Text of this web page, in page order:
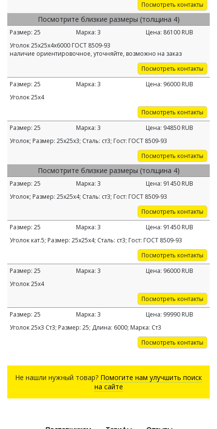
Посмотреть контакты
Посмотрите близкие размеры (толщина 4)
Размер: 25 Марка: 3 Цена: 86100 RUB
Уголок 25х25х4х6000 ГОСТ 8509-93
наличие ориентировочное, уточняйте, возможно на заказ
Посмотреть контакты
Размер: 25 Марка: 3 Цена: 96000 RUB
Уголок 25х4
Посмотреть контакты
Размер: 25 Марка: 3 Цена: 94850 RUB
Уголок; Размер: 25х25х3; Сталь: ст3; Гост: ГОСТ 8509-93
Посмотреть контакты
Посмотрите близкие размеры (толщина 4)
Размер: 25 Марка: 3 Цена: 91450 RUB
Уголок; Размер: 25х25х4; Сталь: ст3; Гост: ГОСТ 8509-93
Посмотреть контакты
Размер: 25 Марка: 3 Цена: 91450 RUB
Уголок кат.5; Размер: 25х25х4; Сталь: ст3; Гост: ГОСТ 8509-93
Посмотреть контакты
Размер: 25 Марка: 3 Цена: 96000 RUB
Уголок 25х4
Посмотреть контакты
Размер: 25 Марка: 3 Цена: 99990 RUB
Уголок 25х3 Ст3; Размер: 25; Длина: 6000; Марка: Ст3
Посмотреть контакты
Не нашли нужный товар? Помогите нам улучшить поиск
на сайте